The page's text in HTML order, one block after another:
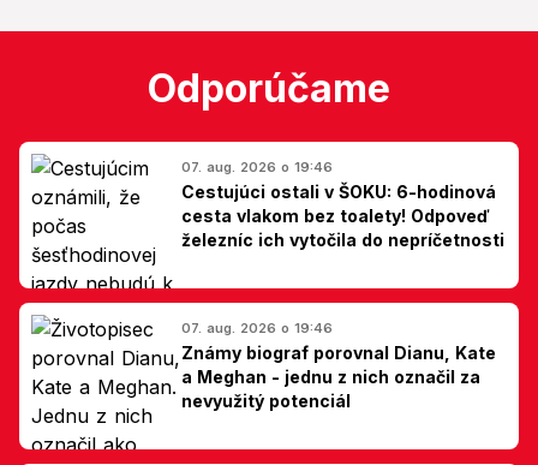
Odporúčame
07. aug. 2026 o 19:46
Cestujúci ostali v ŠOKU: 6-hodinová
cesta vlakom bez toalety! Odpoveď
železníc ich vytočila do nepríčetnosti
07. aug. 2026 o 19:46
Známy biograf porovnal Dianu, Kate
a Meghan - jednu z nich označil za
nevyužitý potenciál